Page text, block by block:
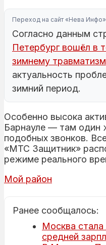
Переход на сайт «Нева Инфо»
Согласно данным
Петербург вошёл в
зимнему
актуальность
зимний период.
Особенно высока
Барнауле — там один
подобных звонков.
«МТС Защитник»
режиме реального
Мой район
Ранее сообщалось:
Москва
средней